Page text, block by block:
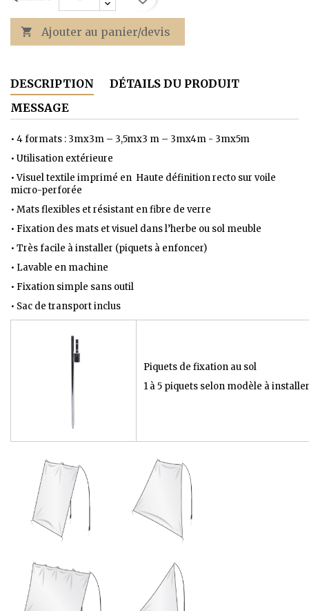
 Ajouter au panier/devis
DESCRIPTION
DÉTAILS DU PRODUIT
MESSAGE
• 4 formats : 3mx3m – 3,5mx3 m – 3mx4m - 3mx5m
• Utilisation extérieure
•Visuel textile imprimé en Haute définitionrecto sur voile
micro-perforée
• Mats flexibles et résistant en fibre de verre
• Fixation des mats et visuel dans l’herbe ou sol meuble
• Très facile à installer (piquets à enfoncer)
• Lavable en machine
• Fixation simple sans outil
• Sac de transport inclus
Piquets de fixation au sol
1 à 5 piquets selon modèle à installer